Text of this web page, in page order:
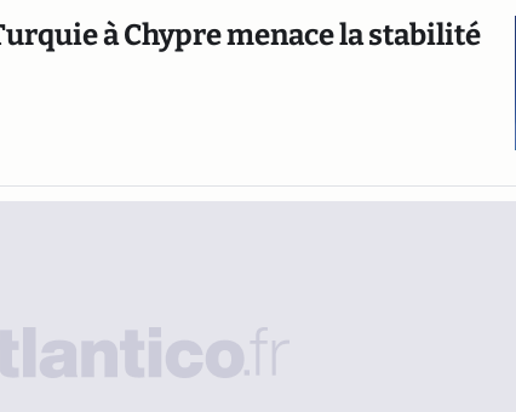
à Chypre menace la stabilité